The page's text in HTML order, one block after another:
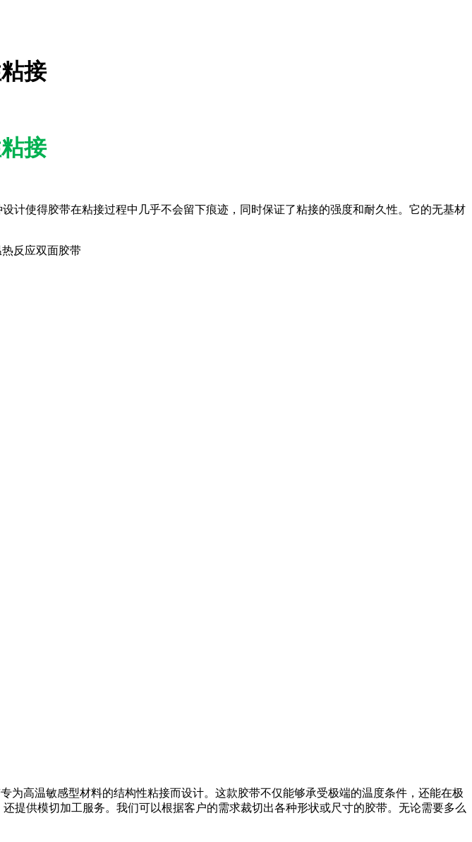
接
接
设计使得胶带在粘接过程中几乎不会留下痕迹，同时保证了粘接的强度和耐久性。它的无基材
为高温敏感型材料的结构性粘接而设计。这款胶带不仅能够承受极端的温度条件，还能在极
提供模切加工服务。我们可以根据客户的需求裁切出各种形状或尺寸的胶带。无论需要多么